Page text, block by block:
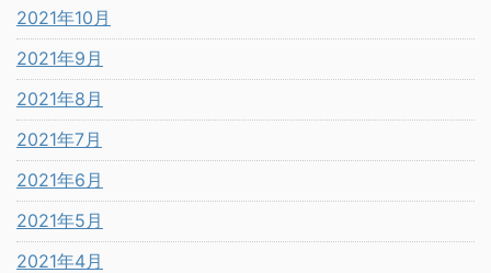
2021年10月
2021年9月
2021年8月
2021年7月
2021年6月
2021年5月
2021年4月